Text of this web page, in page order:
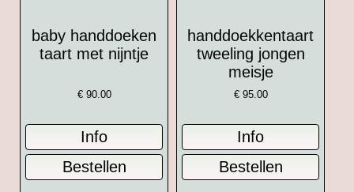
baby handdoeken
taart met nijntje
€ 90.00
handdoekkentaart
tweeling jongen
meisje
€ 95.00